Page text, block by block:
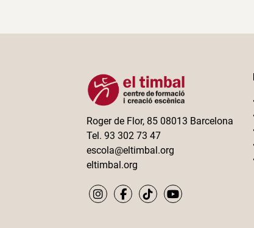
Roger de Flor, 85 08013 Barcelona
Tel. 93 302 73 47
escola@eltimbal.org
eltimbal.org